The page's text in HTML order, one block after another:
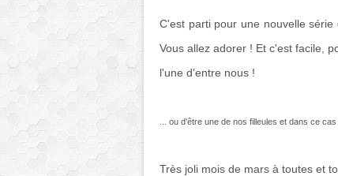
C'est parti pour une nouvelle
Vous allez adorer ! Et c'est facile,
l'une d'entre nous !
... ou d'être une de nos filleules et dans ce
Très joli mois de mars à toutes et